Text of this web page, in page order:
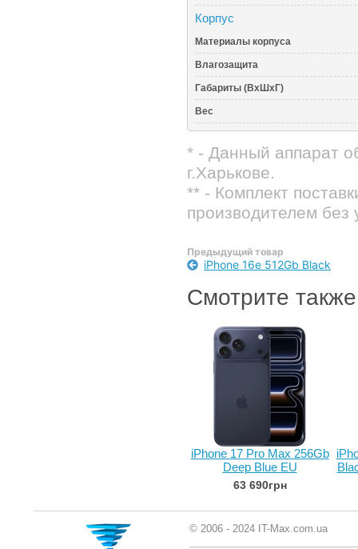
Корпус
Материалы корпуса
Влагозащита
Габариты (ВхШхГ)
Вес
* - Данный аппарат
г.Харькове.
** - Комплект
производителем без
Предыдущий товар
iPhone 16e 512Gb Black
Смотрите также
iPhone 17 Pro Max 256Gb
Deep Blue EU
63 690грн
© 2006 - 2024 IT-Max.com.ua